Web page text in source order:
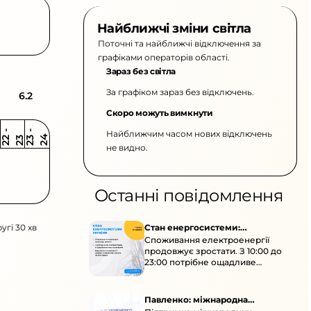
6.2
2 2
-
2 3 2 3
-
2 4
30 хв
Найближчі зміни світла
Поточні та найближчі відключення за
графіками операторів області.
Зараз без світла
За графіком зараз без відключень.
Скоро можуть вимкнути
Найближчим часом нових відключень
не видно.
Останні повідомлення
Стан енергосистеми:
споживання зростає
Споживання електроенергії
продовжує зростати. З 10:00 до
23:00 потрібне ощадливе
енергоспоживання, а
перенести на нічні години.
Павленко: міжнародна